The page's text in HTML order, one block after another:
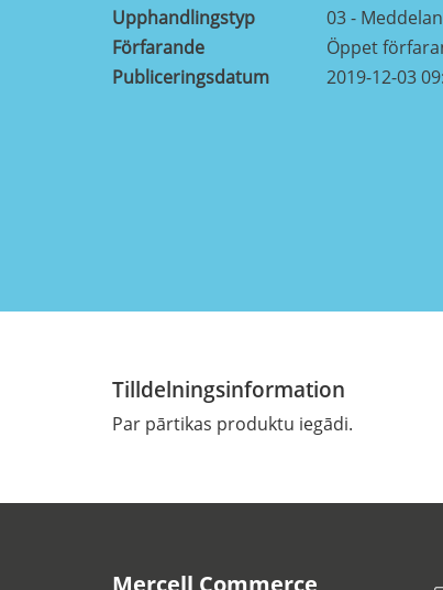
Upphandlingstyp
03 -
Förfarande
Öppet
Publiceringsdatum
2019-12-03
Tilldelningsinformation
Par pārtikas produktu iegādi.
Mercell Commerce